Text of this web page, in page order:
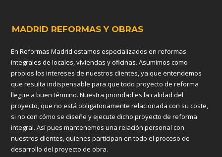
MADRID REFORMAS Y OBRAS
En Reformas Madrid estamos especializados en reformas
integrales de locales, viviendas y oficinas. Asumimos como
propios los intereses de nuestros clientes, ya que entendemos
que resulta indispensable para que todo proyecto de reforma
llegue a buen término. Nuestra prioridad es la calidad del
proyecto, que no está obligatoriamente relacionada con su coste,
si no con cómo se diseñe y ejecute dicho proyecto de reforma
integral. Así pues mantenemos una relación personal con
nuestros clientes, quienes participan en todo el proceso de
desarrollo del proyecto de obra.